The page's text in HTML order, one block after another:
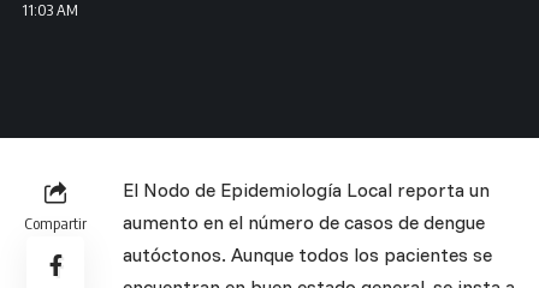
11:03 AM
Compartir
El Nodo de Epidemiología Local reporta un
aumento en el número de casos de dengue
autóctonos. Aunque todos los pacientes se